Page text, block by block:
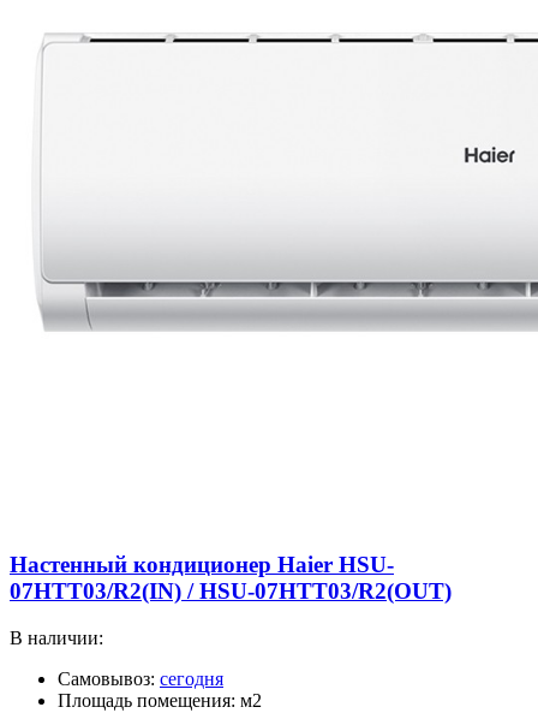
Настенный кондиционер Haier HSU-
07HTT03/R2(IN) / HSU-07HTT03/R2(OUT)
В наличии:
Самовывоз: сегодня
Площадь помещения: м2